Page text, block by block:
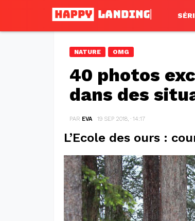
NATURE OMG
40 photos
dans des
PAR EVA 19 SEP 2018, · 14:17
L’Ecole des ours :